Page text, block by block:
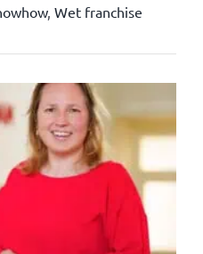
, Wet franchise